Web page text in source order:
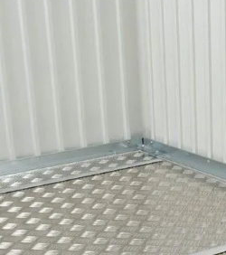
Azalp artikelcode
EAN-code